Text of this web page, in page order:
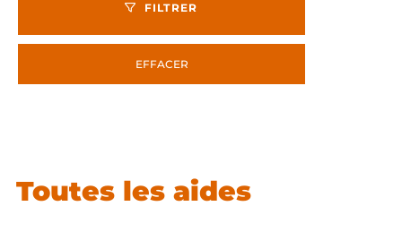
FILTRER
EFFACER
Toutes les aides